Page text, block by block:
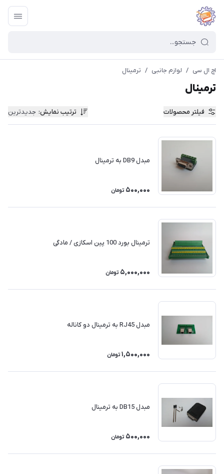
اچ ال سی / لوازم جانبی / ترمینال
ترمینال
فیلتر محصولات ترتیب نمایش: جدیدترین
مبدل DB9 به ترمینال
500,000 تومان
ترمینال بورد 100 پین اسکازی / مادگی
5,000,000 تومان
مبدل RJ45 به ترمینال دو کاناله
1,500,000 تومان
مبدل DB15 به ترمینال
500,000 تومان